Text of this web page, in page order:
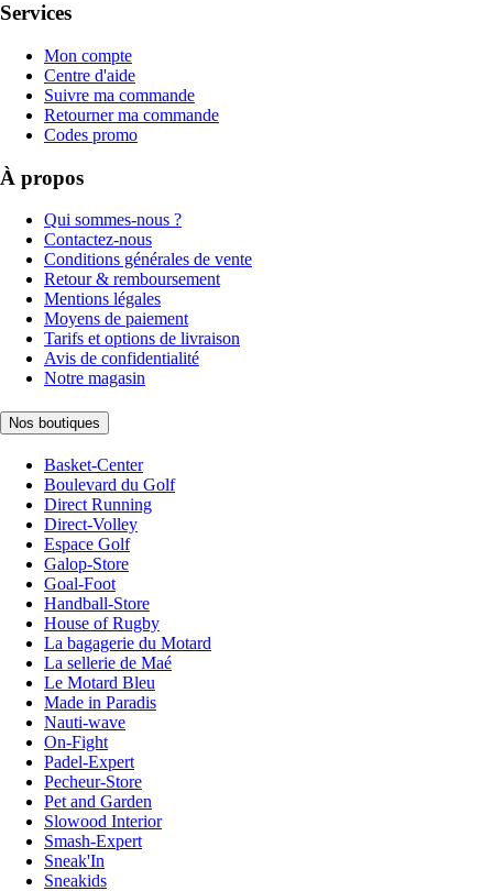
Services
Mon compte
Centre d'aide
Suivre ma commande
Retourner ma commande
Codes promo
À propos
Qui sommes-nous ?
Contactez-nous
Conditions générales de vente
Retour & remboursement
Mentions légales
Moyens de paiement
Tarifs et options de livraison
Avis de confidentialité
Notre magasin
Nos boutiques
Basket-Center
Boulevard du Golf
Direct Running
Direct-Volley
Espace Golf
Galop-Store
Goal-Foot
Handball-Store
House of Rugby
La bagagerie du Motard
La sellerie de Maé
Le Motard Bleu
Made in Paradis
Nauti-wave
On-Fight
Padel-Expert
Pecheur-Store
Pet and Garden
Slowood Interior
Smash-Expert
Sneak'In
Sneakids